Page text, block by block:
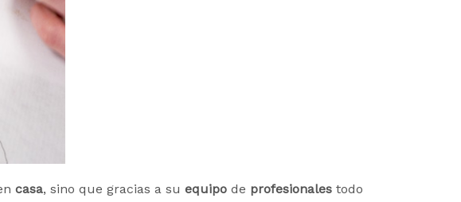
casa, sino que gracias a su equipo de profesionales todo